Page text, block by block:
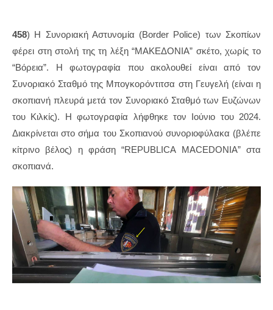
458) Η Συνοριακή Αστυνομία (Border Police) των Σκοπίων
φέρει στη στολή της τη λέξη “ΜΑΚΕΔΟΝΙΑ” σκέτο, χωρίς το
“Βόρεια”. Η φωτογραφία που ακολουθεί είναι από τον
Συνοριακό Σταθμό της Μπογκορόντιτσα στη Γευγελή (είναι η
σκοπιανή πλευρά μετά τον Συνοριακό Σταθμό των Ευζώνων
του Κιλκίς). Η φωτογραφία λήφθηκε τον Ιούνιο του 2024.
Διακρίνεται στο σήμα του Σκοπιανού συνοριοφύλακα (βλέπε
κίτρινο βέλος) η φράση “REPUBLICA MACEDONIA” στα
σκοπιανά.